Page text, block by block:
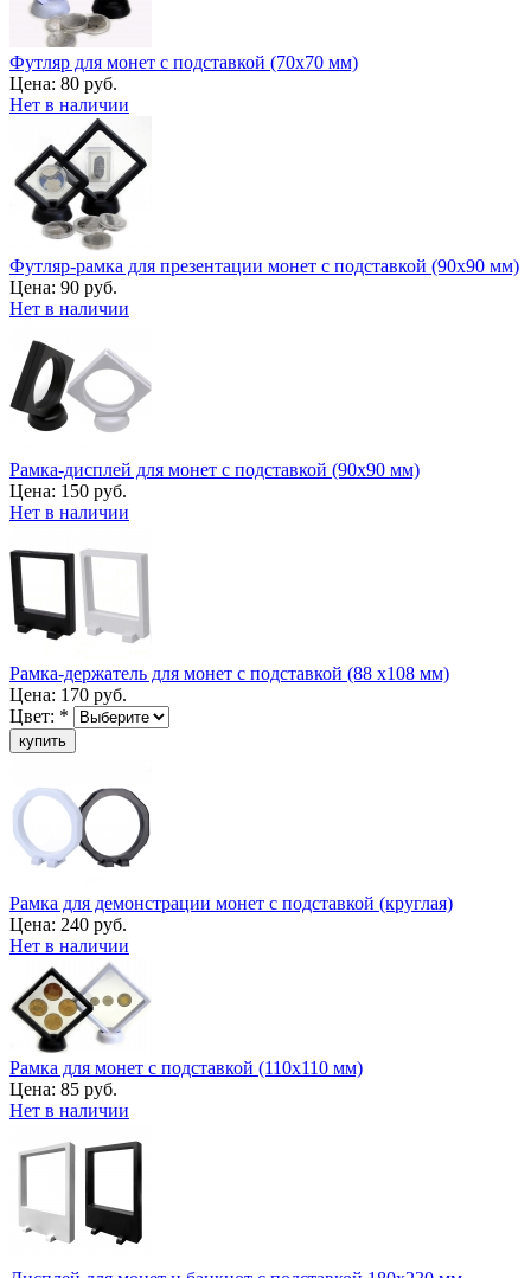
Футляр для монет с подставкой (70х70 мм)
Цена: 80 руб.
Нет в наличии
Футляр-рамка для презентации монет с подставкой (90х90 мм)
Цена: 90 руб.
Нет в наличии
Рамка-дисплей для монет с подставкой (90х90 мм)
Цена: 150 руб.
Нет в наличии
Рамка-держатель для монет с подставкой (88 х108 мм)
Цена: 170 руб.
Цвет: *
Рамка для демонстрации монет с подставкой (круглая)
Цена: 240 руб.
Нет в наличии
Рамка для монет с подставкой (110х110 мм)
Цена: 85 руб.
Нет в наличии